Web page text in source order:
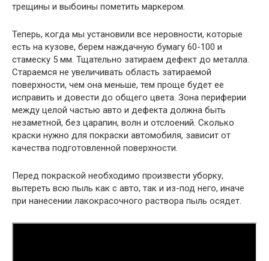
трещины и выбоины пометить маркером.
Теперь, когда мы установили все неровности, которые
есть на кузове, берем наждачную бумагу 60-100 и
стамеску 5 мм. Тщательно затираем дефект до металла.
Стараемся не увеличивать область затираемой
поверхности, чем она меньше, тем проще будет ее
исправить и довести до общего цвета. Зона периферии
между целой частью авто и дефекта должна быть
незаметной, без царапин, волн и отслоений. Сколько
краски нужно для покраски автомобиля, зависит от
качества подготовленной поверхности.
Перед покраской необходимо произвести уборку,
вытереть всю пыль как с авто, так и из-под него, иначе
при нанесении лакокрасочного раствора пыль осядет.